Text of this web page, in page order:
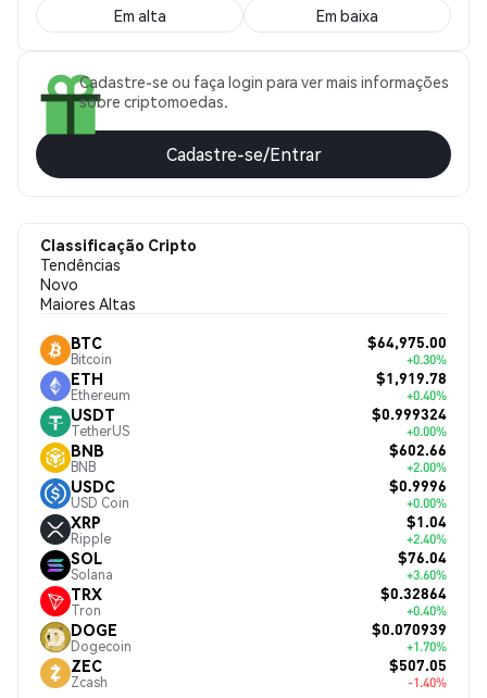
Em alta Em baixa
Cadastre-se ou faça login para ver mais informações
sobre criptomoedas.
Cadastre-se/Entrar
Classificação Cripto
Tendências
Novo
Maiores Altas
BTC
Bitcoin
$64,975.00
+0.30%
ETH
Ethereum
$1,919.78
+0.40%
USDT
TetherUS
$0.999324
+0.00%
BNB
BNB
$602.66
+2.00%
USDC
USD Coin
$0.9996
+0.00%
XRP
Ripple
$1.04
+2.40%
SOL
Solana
$76.04
+3.60%
TRX
Tron
$0.32864
+0.40%
DOGE
Dogecoin
$0.070939
+1.70%
ZEC
Zcash
$507.05
-1.40%